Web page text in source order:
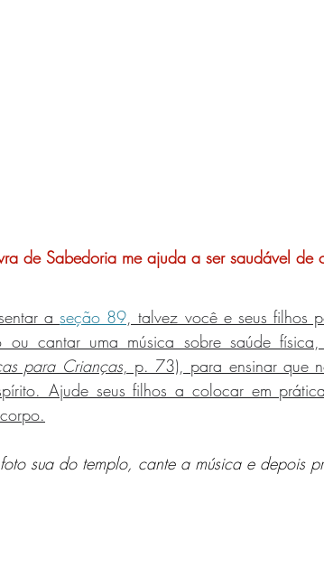
de Sabedoria me ajuda a ser saudável de
a seção 89, talvez você e seus filhos
ou cantar uma música sobre saúde
para Crianças, p. 73), para ensinar que
Ajude seus filhos a colocar em
sua do templo, cante a música e depois